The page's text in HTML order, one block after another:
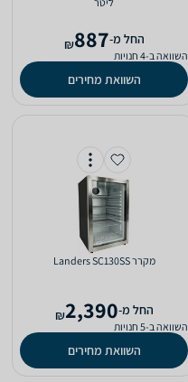
‫החל מ-887
₪
השוואה ב-4 חנויות
השוואת מחירים
מקרר Landers SC130SS
‫החל מ-2,390
₪
השוואה ב-5 חנויות
השוואת מחירים